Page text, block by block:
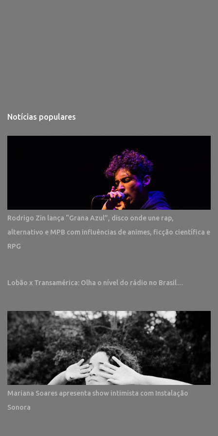
Notícias populares
Rodrigo Zin lança “Grana Azul”, disco onde une rap,
alternativo e MPB com influências de animes, ficção científica e
RPG
Lobão x Transamérica: Olha o nível do rádio no Brasil…
Mariana Soares apresenta show intimista com Instalação
Sonora